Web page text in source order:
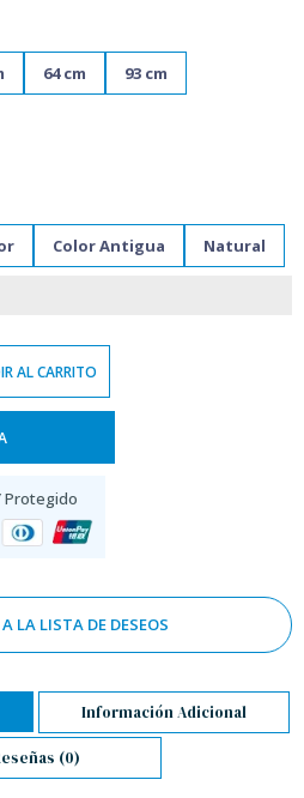
64 cm 93 cm
Color Antigua Natural
AL CARRITO
Protegido
LA LISTA DE DESEOS
Información Adicional
(0)